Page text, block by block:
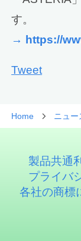
す。
→ https://
Tweet
Home ニュー
製品共通
プライバ
各社の商標